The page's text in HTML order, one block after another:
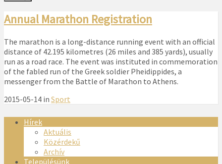
Annual Marathon Registration
The marathon is a long-distance running event with an official
distance of 42.195 kilometres (26 miles and 385 yards), usually
run as a road race. The event was instituted in commemoration
of the fabled run of the Greek soldier Pheidippides, a
messenger from the Battle of Marathon to Athens.
2015-05-14 in Sport
Hírek
Aktuális
Közérdekű
Archív
Településünk